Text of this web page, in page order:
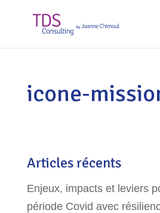
icone-
Articles récents
Enjeux, impacts et leviers
période Covid avec